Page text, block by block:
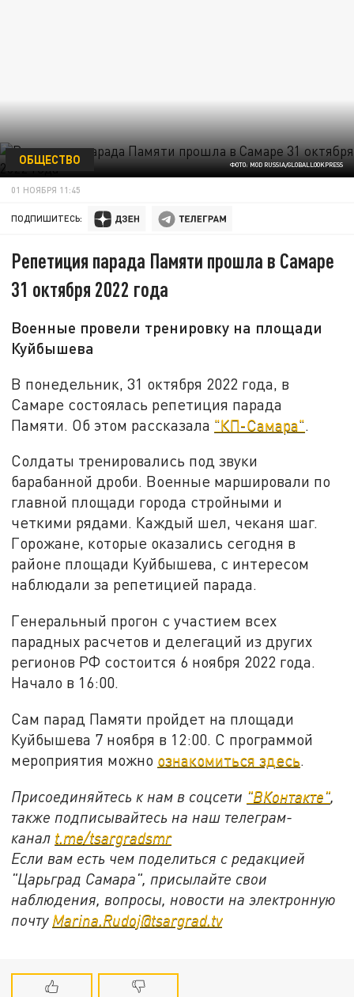
ФОТО: MOD RUSSIA/GLOBALLOOKPRESS
ОБЩЕСТВО
01 НОЯБРЯ 11:45
ПОДПИШИТЕСЬ:
Репетиция парада Памяти прошла в Самаре
31 октября 2022 года
Военные провели тренировку на площади
Куйбышева
В понедельник, 31 октября 2022 года, в
Самаре состоялась репетиция парада
Памяти. Об этом рассказала "КП-Самара".
Солдаты тренировались под звуки
барабанной дроби. Военные маршировали по
главной площади города стройными и
четкими рядами. Каждый шел, чеканя шаг.
Горожане, которые оказались сегодня в
районе площади Куйбышева, с интересом
наблюдали за репетицией парада.
Генеральный прогон с участием всех
парадных расчетов и делегаций из других
регионов РФ состоится 6 ноября 2022 года.
Начало в 16:00.
Сам парад Памяти пройдет на площади
Куйбышева 7 ноября в 12:00. С программой
мероприятия можно ознакомиться здесь.
Присоединяйтесь к нам в соцсети "ВКонтакте"
также подписывайтесь на наш телеграм-
канал t.me/tsargradsmr
Если вам есть чем поделиться с редакцией
"Царьград Самара", присылайте свои
наблюдения, вопросы, новости на электронную
почту Marina.Rudoj@tsargrad.tv